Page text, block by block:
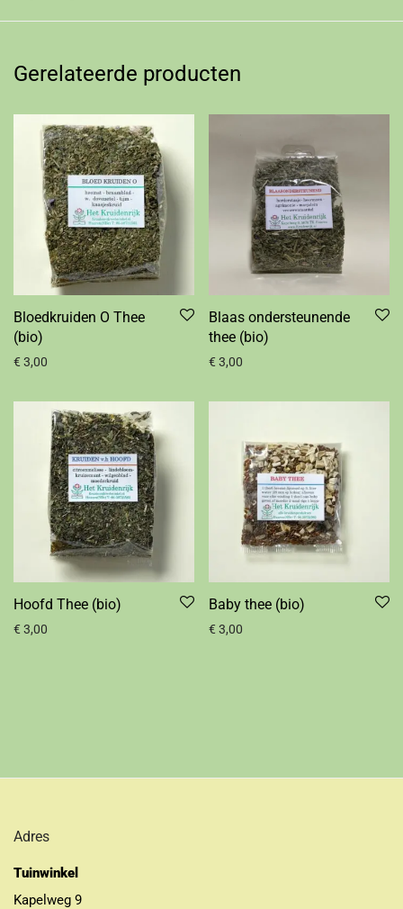
Gerelateerde producten
Bloedkruiden O Thee
(bio)
€ 3,00
Blaas ondersteunende
thee (bio)
€ 3,00
Hoofd Thee (bio)
€ 3,00
Baby thee (bio)
€ 3,00
Adres
Tuinwinkel
Kapelweg 9